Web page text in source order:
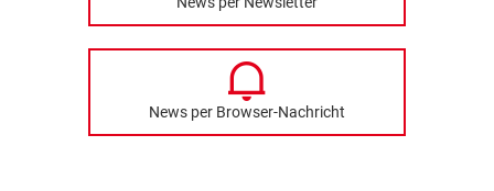
News per Browser-Nachricht